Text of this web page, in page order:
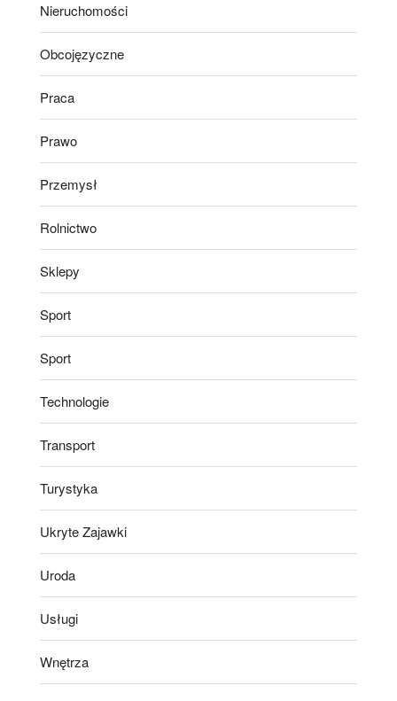
Nieruchomości
Obcojęzyczne
Praca
Prawo
Przemysł
Rolnictwo
Sklepy
Sport
Sport
Technologie
Transport
Turystyka
Ukryte Zajawki
Uroda
Usługi
Wnętrza